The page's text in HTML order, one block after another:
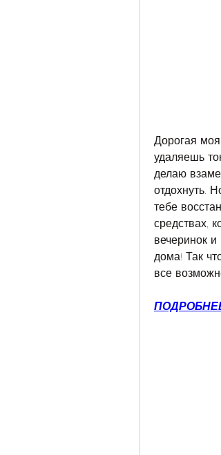
Дорогая
удаляешь
делаю
отдохнуть.
тебе
средствах,
вечеринок
дома! Так
все